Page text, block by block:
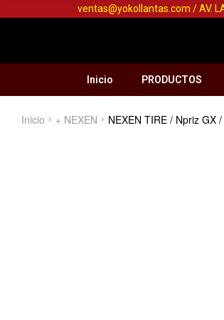
ventas@yokollantas.com / AV.
Inicio PRODUCTOS
Inicio + NEXEN NEXEN TIRE / Npriz GX